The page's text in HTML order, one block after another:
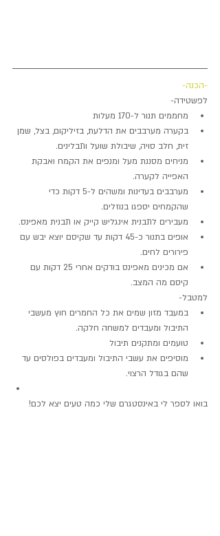
-הכנה-
לפשטידה-
מחממים תנור ל-170 מעלות
בקערה מערבבים את הדלעת, בזיליקום, בצל, שמן
זית, חלב סויה, שיבולת שועל ותבלינים.
מניחים מסננת מעל ומנפים את הקמח ואבקת
האפייה לקערה.
מערבבים בעדינות ומשהים ל-5 דקות כדי
שהקמחים יספגו בנוזלים.
מעבירים לתבנית אינגליש קייק או תבנית מאפינס.
אופים בתנור כ-45 דקות עד שקיסם יוצא יבש עם
פירורים לחים.
אם מכינים מאפינס בודקים אחרי 25 דקות עם
קיסם מה המצב.
למטבל-
במעבד מזון שמים את כל החמרים חוץ מעשבי
התיבול ומעבדים למשחה חלקה.
טועמים ומתקנים תיבול
מוסיפים את עשבי התיבול ומעבדים בפולסים עד
שהם בגודל הרצוי.
בואו לספר לי באינסטגרם שלי כמה טעים יצא לכם!